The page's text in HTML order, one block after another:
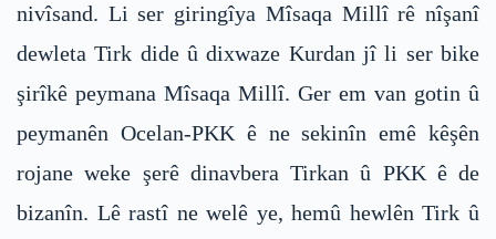
nivîsand. Li ser giringîya Mîsaqa Millî rê nîşanî
dewleta Tirk dide û dixwaze Kurdan jî li ser bike
şirîkê peymana Mîsaqa Millî. Ger em van gotin û
peymanên Ocelan-PKK ê ne sekinîn emê kêşên
rojane weke şerê dinavbera Tirkan û PKK ê de
bizanîn. Lê rastî ne welê ye, hemû hewlên Tirk û